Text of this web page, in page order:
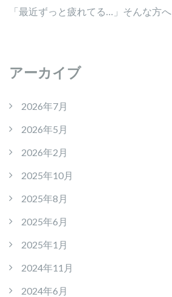
「最近ずっと疲れてる…」そんな方へ
アーカイブ
2026年7月
2026年5月
2026年2月
2025年10月
2025年8月
2025年6月
2025年1月
2024年11月
2024年6月